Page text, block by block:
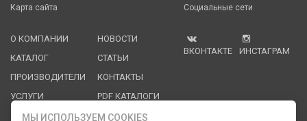
Карта сайта
О КОМПАНИИ
КАТАЛОГ
ПРОИЗВОДИТЕЛИ
УСЛУГИ
НОВОСТИ
СТАТЬИ
КОНТАКТЫ
PDF КАТАЛОГИ
ОПЛАТА И
Социальные сети
ВКОНТАКТЕ ИНСТАГРАМ
МЫ ИСПОЛЬЗУЕМ COOKIES